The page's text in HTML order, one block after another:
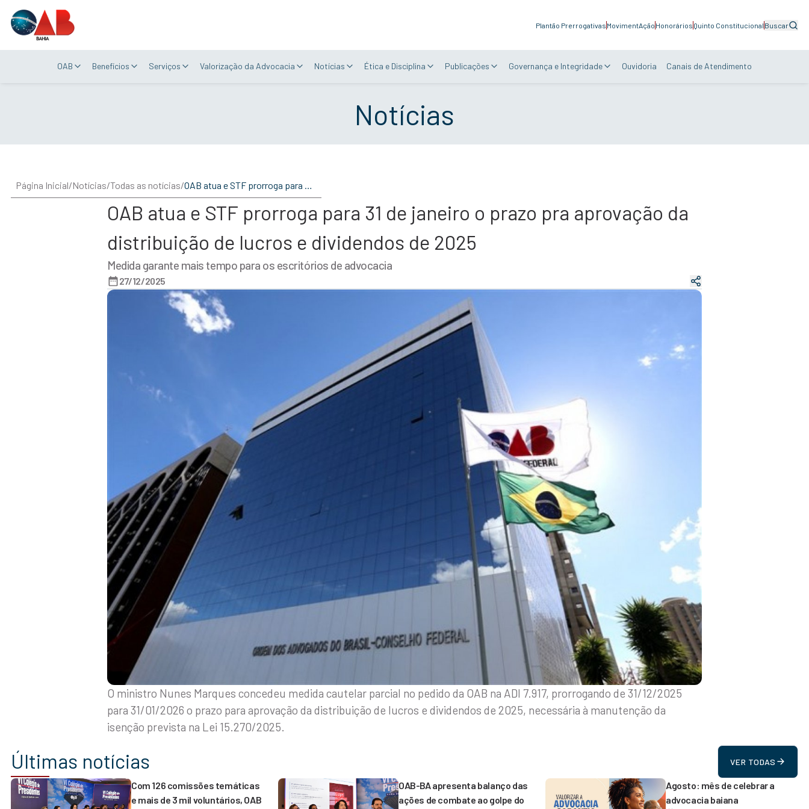
Plantão Prerrogativas MovimentAção Honorários Quinto Constitucional Buscar
OAB Benefícios Serviços Valorização da Advocacia Notícias Ética e Disciplina Publicações Governança e Integridade Ouvidoria Canais de Atendimento
Notícias
Página Inicial/Notícias/Todas as notícias/ OAB atua e STF prorroga para 31 de janeiro o prazo pra aprovação da distribuição de lucros e dividendos de 2025
OAB atua e STF prorroga para 31 de janeiro o prazo pra aprovação da
distribuição de lucros e dividendos de 2025
Medida garante mais tempo para os escritórios de advocacia
27/12/2025
O ministro Nunes Marques concedeu medida cautelar parcial no pedido da OAB na ADI 7.917, prorrogando de 31/12/2025
para 31/01/2026 o prazo para aprovação da distribuição de lucros e dividendos de 2025, necessária à manutenção da
isenção prevista na Lei 15.270/2025.
Últimas notícias VER TODAS
Com 126 comissões temáticas
e mais de 3 mil voluntários, OAB
OAB-BA apresenta balanço das
ações de combate ao golpe do
Agosto: mês de celebrar a
advocacia baiana